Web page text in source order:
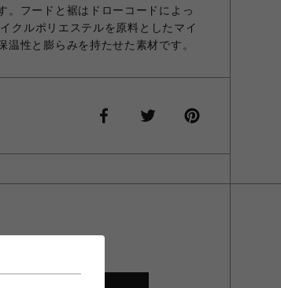
。フードと裾はドローコードによっ
クルポリエステルを原料としたマイ
性と膨らみを持たせた素材です。